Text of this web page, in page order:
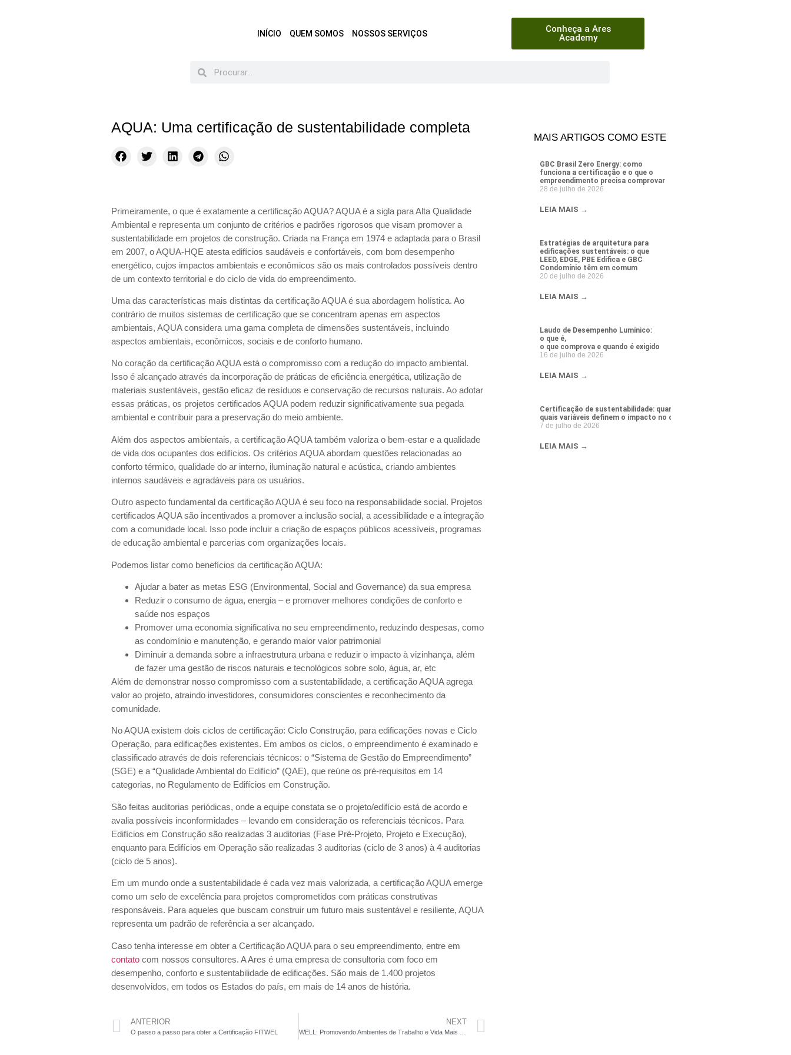
INÍCIO QUEM SOMOS NOSSOS SERVIÇOS
Conheça a Ares
Academy
AQUA: Uma certificação de sustentabilidade completa
Primeiramente, o que é exatamente a certificação AQUA? AQUA é a sigla para Alta Qualidade
Ambiental e representa um conjunto de critérios e padrões rigorosos que visam promover a
sustentabilidade em projetos de construção. Criada na França em 1974 e adaptada para o Brasil
em 2007, o AQUA-HQE atesta edifícios saudáveis e confortáveis, com bom desempenho
energético, cujos impactos ambientais e econômicos são os mais controlados possíveis dentro
de um contexto territorial e do ciclo de vida do empreendimento.
Uma das características mais distintas da certificação AQUA é sua abordagem holística. Ao
contrário de muitos sistemas de certificação que se concentram apenas em aspectos
ambientais, AQUA considera uma gama completa de dimensões sustentáveis, incluindo
aspectos ambientais, econômicos, sociais e de conforto humano.
No coração da certificação AQUA está o compromisso com a redução do impacto ambiental.
Isso é alcançado através da incorporação de práticas de eficiência energética, utilização de
materiais sustentáveis, gestão eficaz de resíduos e conservação de recursos naturais. Ao adotar
essas práticas, os projetos certificados AQUA podem reduzir significativamente sua pegada
ambiental e contribuir para a preservação do meio ambiente.
Além dos aspectos ambientais, a certificação AQUA também valoriza o bem-estar e a qualidade
de vida dos ocupantes dos edifícios. Os critérios AQUA abordam questões relacionadas ao
conforto térmico, qualidade do ar interno, iluminação natural e acústica, criando ambientes
internos saudáveis e agradáveis para os usuários.
Outro aspecto fundamental da certificação AQUA é seu foco na responsabilidade social. Projetos
certificados AQUA são incentivados a promover a inclusão social, a acessibilidade e a integração
com a comunidade local. Isso pode incluir a criação de espaços públicos acessíveis, programas
de educação ambiental e parcerias com organizações locais.
Podemos listar como benefícios da certificação AQUA:
Ajudar a bater as metas ESG (Environmental, Social and Governance) da sua empresa
Reduzir o consumo de água, energia – e promover melhores condições de conforto e
saúde nos espaços
Promover uma economia significativa no seu empreendimento, reduzindo despesas, como
as condomínio e manutenção, e gerando maior valor patrimonial
Diminuir a demanda sobre a infraestrutura urbana e reduzir o impacto à vizinhança, além
de fazer uma gestão de riscos naturais e tecnológicos sobre solo, água, ar, etc
Além de demonstrar nosso compromisso com a sustentabilidade, a certificação AQUA agrega
valor ao projeto, atraindo investidores, consumidores conscientes e reconhecimento da
comunidade.
No AQUA existem dois ciclos de certificação: Ciclo Construção, para edificações novas e Ciclo
Operação, para edificações existentes. Em ambos os ciclos, o empreendimento é examinado e
classificado através de dois referenciais técnicos: o “Sistema de Gestão do Empreendimento”
(SGE) e a “Qualidade Ambiental do Edifício” (QAE), que reúne os pré-requisitos em 14
categorias, no Regulamento de Edifícios em Construção.
São feitas auditorias periódicas, onde a equipe constata se o projeto/edifício está de acordo e
avalia possíveis inconformidades – levando em consideração os referenciais técnicos. Para
Edifícios em Construção são realizadas 3 auditorias (Fase Pré-Projeto, Projeto e Execução),
enquanto para Edifícios em Operação são realizadas 3 auditorias (ciclo de 3 anos) à 4 auditorias
(ciclo de 5 anos).
Em um mundo onde a sustentabilidade é cada vez mais valorizada, a certificação AQUA emerge
como um selo de excelência para projetos comprometidos com práticas construtivas
responsáveis. Para aqueles que buscam construir um futuro mais sustentável e resiliente, AQUA
representa um padrão de referência a ser alcançado.
Caso tenha interesse em obter a Certificação AQUA para o seu empreendimento, entre em
contatocom nossos consultores. A Ares é uma empresa de consultoria com foco em
desempenho, conforto e sustentabilidade de edificações. São mais de 1.400 projetos
desenvolvidos, em todos os Estados do país, em mais de 14 anos de história.
ANTERIOR
O passo a passo para obter a Certificação FITWEL
NEXT
MAIS ARTIGOS COMO ESTE
GBC Brasil Zero Energy: como
funciona a certificação e o que o
empreendimento precisa comprovar
28 de julho de 2026
LEIA MAIS →
Estratégias de arquitetura para
edificações sustentáveis: o que
LEED, EDGE, PBE Edifica e GBC
Condomínio têm em comum
20 de julho de 2026
LEIA MAIS →
Laudo de Desempenho Lumínico:
o que é,
o que comprova e quando é exigido
16 de julho de 2026
LEIA MAIS →
Certificação de sustentabilidade: quanto custa e
quais variáveis definem o impacto no orçamento da obra
7 de julho de 2026
LEIA MAIS →